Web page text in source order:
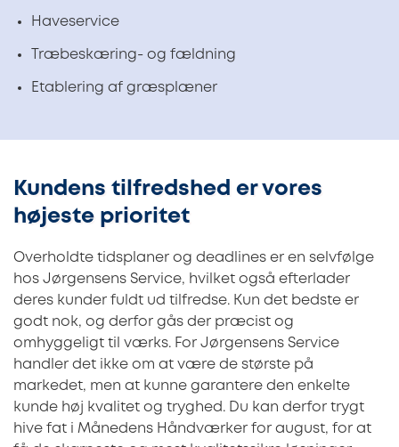
Haveservice
Træbeskæring- og fældning
Etablering af græsplæner
Kundens tilfredshed er vores
højeste prioritet
Overholdte tidsplaner og deadlines er en selvfølge
hos Jørgensens Service, hvilket også efterlader
deres kunder fuldt ud tilfredse. Kun det bedste er
godt nok, og derfor gås der præcist og
omhyggeligt til værks. For Jørgensens Service
handler det ikke om at være de største på
markedet, men at kunne garantere den enkelte
kunde høj kvalitet og tryghed. Du kan derfor trygt
hive fat i Månedens Håndværker for august, for at